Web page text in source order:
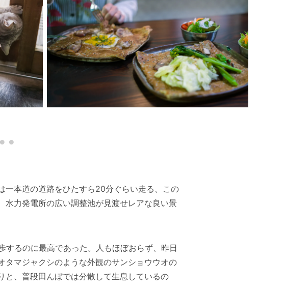
一本道の道路をひたすら20分ぐらい走る、この
力発電所の広い調整池が見渡せレアな良い景
るのに最高であった。人もほぼおらず、昨日
マジャクシのような外観のサンショウウオの
と、普段田んぼでは分散して生息しているの